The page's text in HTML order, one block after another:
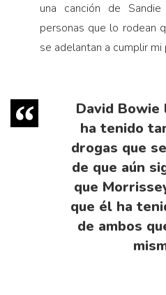
una canción de
personas que lo rodean
se adelantan a cumplir mi
David Bowie
ha tenido
drogas que
de que aún
que
que él ha
de ambos